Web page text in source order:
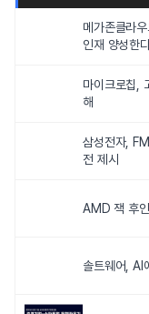
메가존클라
인재 양성한
마이크로칩,
해
삼성전자,
전 제시
AMD 잭 후
솔트웨어, AI